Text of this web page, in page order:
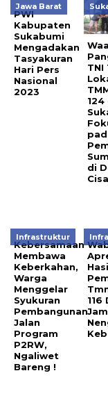
Jawa Barat
PWI
Kabupaten
Sukabumi
Mengadakan
Tasyakuran
Hari Pers
Nasional
2023
TNI
124
di
Infrastruktur
Kebersamaan
Membawa
Keberkahan,
Warga
Menggelar
Syukuran
Pembangunan
Jalan
Program
P2RW,
Ngaliwet
Bareng !
116